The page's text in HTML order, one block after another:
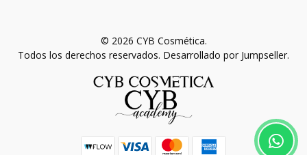
© 2026 CYB Cosmética.
Todos los derechos reservados. Desarrollado por Jumpseller.